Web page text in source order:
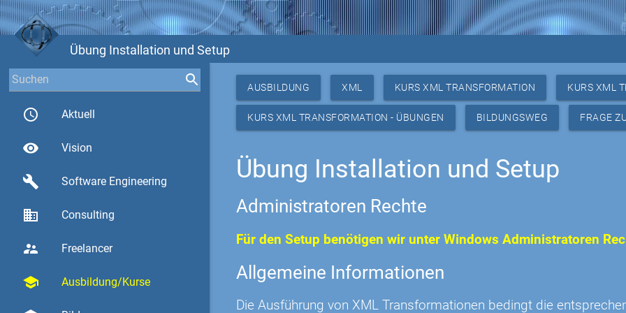
Übung Installation und Setup
access_time Aktuell
visibility Vision
build Software Engineering
business Consulting
supervisor_account Freelancer
school Ausbildung/Kurse
AUSBILDUNG XML KURS XML TRANSFORMATION KURS XML
KURS XML TRANSFORMATION - ÜBUNGEN BILDUNGSWEG FRAGE
Übung Installation und Setup
Administratoren Rechte
Für den Setup benötigen wir unter Windows Administratoren
Allgemeine Informationen
Die Ausführung von XML Transformationen bedingt die